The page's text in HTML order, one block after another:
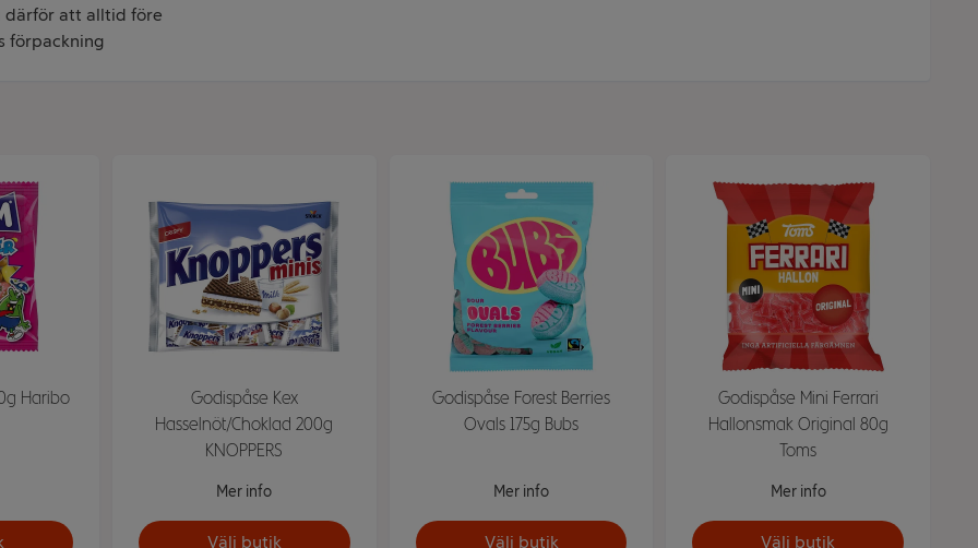
därför att alltid före
förpackning
Haribo
Godispåse Kex
Hasselnöt/Choklad 200g
KNOPPERS
Mer info
Välj butik
Godispåse Forest Berries
Ovals 175g Bubs
Mer info
Välj butik
Godispåse Mini Ferrari
Hallonsmak Original 80g
Toms
Mer info
Välj butik